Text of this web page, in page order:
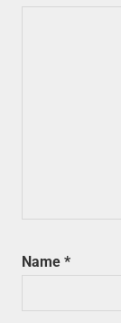
Name *